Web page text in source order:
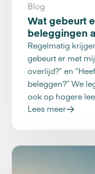
Blog
Wat gebeurt
beleggingen
Regelmatig
gebeurt er met
overlijd?” en
beleggen?” We
ook op hogere
Lees meer